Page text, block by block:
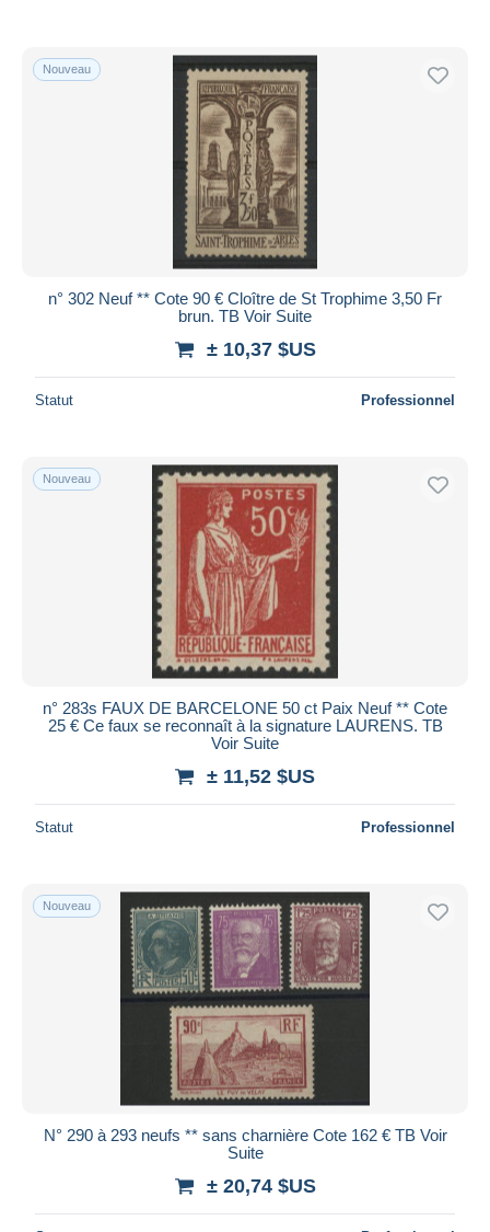
Nouveau
n° 302 Neuf ** Cote 90 € Cloître de St Trophime 3,50 Fr
brun. TB Voir Suite
± 10,37 $US
Statut Professionnel
Nouveau
n° 283s FAUX DE BARCELONE 50 ct Paix Neuf ** Cote
25 € Ce faux se reconnaît à la signature LAURENS. TB
Voir Suite
± 11,52 $US
Statut Professionnel
Nouveau
N° 290 à 293 neufs ** sans charnière Cote 162 € TB Voir
Suite
± 20,74 $US